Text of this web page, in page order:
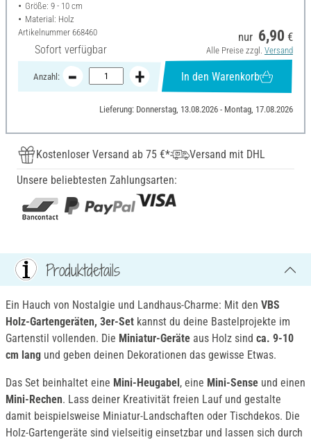
Größe: 9 - 10 cm
Material: Holz
Artikelnummer 668460
Sofort verfügbar
nur 6,90 €
Alle Preise zzgl. Versand
Anzahl: In den Warenkorb
Lieferung: Donnerstag, 13.08.2026 - Montag, 17.08.2026
Kostenloser Versand ab 75 €*
Versand mit DHL
Unsere beliebtesten Zahlungsarten:
Produktdetails
Ein Hauch von Nostalgie und Landhaus-Charme: Mit den VBS
Holz-Gartengeräten, 3er-Set kannst du deine Bastelprojekte im
Gartenstil vollenden. Die Miniatur-Geräte aus Holz sind ca. 9-10
cm lang und geben deinen Dekorationen das gewisse Etwas.
Das Set beinhaltet eine Mini-Heugabel, eine Mini-Sense und einen
Mini-Rechen. Lass deiner Kreativität freien Lauf und gestalte
damit beispielsweise Miniatur-Landschaften oder Tischdekos. Die
Holz-Gartengeräte sind vielseitig einsetzbar und lassen sich durch